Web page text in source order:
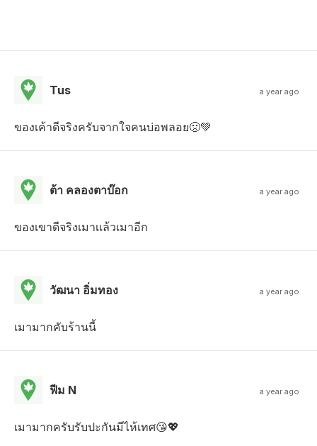
Tus a year ago
ของเค้าดีจริงครับจากใจคนบ่อพลอย🤢💚
ต้า คลองตาบ๊อก a year ago
ของเขาดีจริงเมาเเล้วเมาอีก
วัฒนา อิ่มทอง a year ago
เมามากคับร้านนี้
ฟีม N a year ago
เมามากครับรับปะกันมีไห้เทศ😘💖